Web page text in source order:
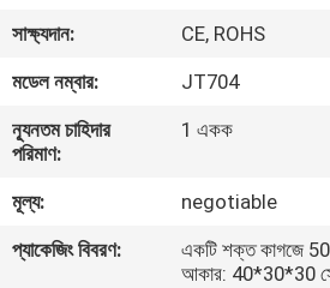
আমাদের
সম্পর্কে
কারখানা
ভ্রমণ
সাক্ষ্যদান:
CE, ROHS
মডেল নম্বার:
JT704
ন্যূনতম চাহিদার
পরিমাণ:
1 একক
মূল্য:
negotiable
প্যাকেজিং বিবরণ:
একটি শক্ত কাগজে
আকার: 40*30*30